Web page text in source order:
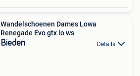
Wandelschoenen Dames Lowa
Renegade Evo gtx lo ws
Bieden Details